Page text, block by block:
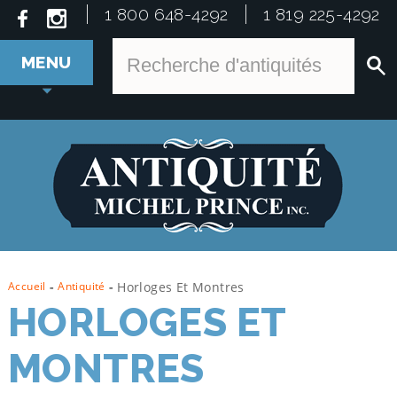
1 800 648-4292 1 819 225-4292
MENU
Accueil - Antiquité - Horloges Et Montres
HORLOGES ET
MONTRES